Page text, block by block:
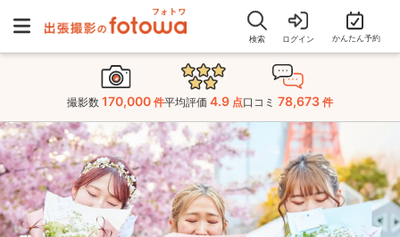
検索 ログイン かんたん予約
撮影数 170,000 件平均評価 4.9 点口コミ 78,673 件